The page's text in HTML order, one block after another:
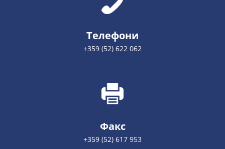
Телефони
+359 (52) 622 062
Факс
+359 (52) 617 953